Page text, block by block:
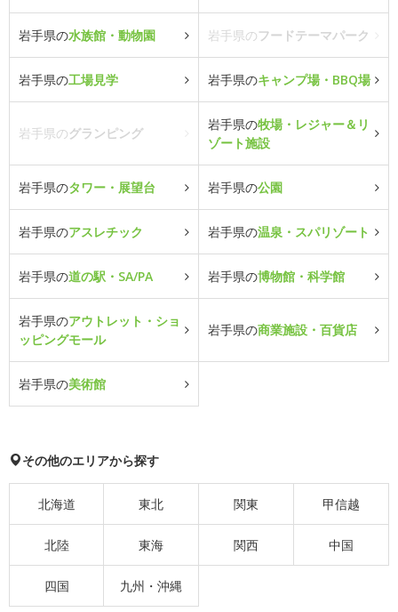
岩手県の水族館・動物園 岩手県のフードテーマパーク
岩手県の工場見学 岩手県のキャンプ場・BBQ場
岩手県のグランピング
岩手県の牧場・レジャー＆リ
ゾート施設
岩手県のタワー・展望台 岩手県の公園
岩手県のアスレチック 岩手県の温泉・スパリゾート
岩手県の道の駅・SA/PA 岩手県の博物館・科学館
岩手県のアウトレット・ショ
ッピングモール
岩手県の商業施設・百貨店
岩手県の美術館
その他のエリアから探す
北海道 東北 関東 甲信越
北陸 東海 関西 中国
四国 九州・沖縄